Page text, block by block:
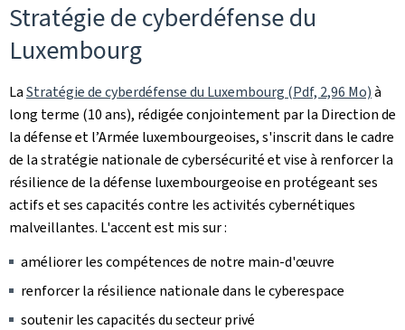
Stratégie de cyberdéfense du
Luxembourg
LaStratégie de cyberdéfense du Luxembourg (Pdf, 2,96 Mo)à
long terme (10 ans), rédigée conjointement par la Direction de
la défense et l’Armée luxembourgeoises, s'inscrit dans le cadre
de la stratégie nationale de cybersécurité et vise à renforcer la
résilience de la défense luxembourgeoise en protégeant ses
actifs et ses capacités contre les activités cybernétiques
malveillantes. L'accent est mis sur :
améliorer les compétences de notre main-d'œuvre
renforcer la résilience nationale dans le cyberespace
soutenir les capacités du secteur privé